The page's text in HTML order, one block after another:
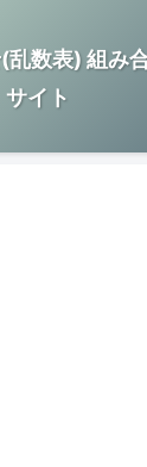
乱数表) 組み
サイト